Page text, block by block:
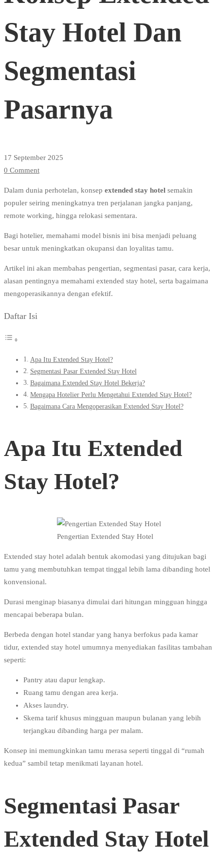
Stay
Hotel
Dan
Segmentasi
Pasarnya
Stay Hotel Dan
Segmentasi
Pasarnya
17 September 2025
0 Comment
Dalam dunia perhotelan, konsep extended stay hotel semakin
populer seiring meningkatnya tren perjalanan jangka panjang,
remote working, hingga relokasi sementara.
Bagi hotelier, memahami model bisnis ini bisa menjadi peluang
besar untuk meningkatkan okupansi dan loyalitas tamu.
Artikel ini akan membahas pengertian, segmentasi pasar, cara kerja,
alasan pentingnya memahami extended stay hotel, serta bagaimana
mengoperasikannya dengan efektif.
Daftar Isi
Apa Itu Extended Stay Hotel?
Segmentasi Pasar Extended Stay Hotel
Bagaimana Extended Stay Hotel Bekerja?
Mengapa Hotelier Perlu Mengetahui Extended Stay Hotel?
Bagaimana Cara Mengoperasikan Extended Stay Hotel?
Apa Itu Extended
Stay Hotel?
Pengertian Extended Stay Hotel
Extended stay hotel adalah bentuk akomodasi yang ditujukan bagi
tamu yang membutuhkan tempat tinggal lebih lama dibanding hotel
konvensional.
Durasi menginap biasanya dimulai dari hitungan mingguan hingga
mencapai beberapa bulan.
Berbeda dengan hotel standar yang hanya berfokus pada kamar
tidur, extended stay hotel umumnya menyediakan fasilitas tambahan
seperti:
Pantry atau dapur lengkap.
Ruang tamu dengan area kerja.
Akses laundry.
Skema tarif khusus mingguan maupun bulanan yang lebih
terjangkau dibanding harga per malam.
Konsep ini memungkinkan tamu merasa seperti tinggal di “rumah
kedua” sambil tetap menikmati layanan hotel.
Segmentasi Pasar
Extended Stay Hotel